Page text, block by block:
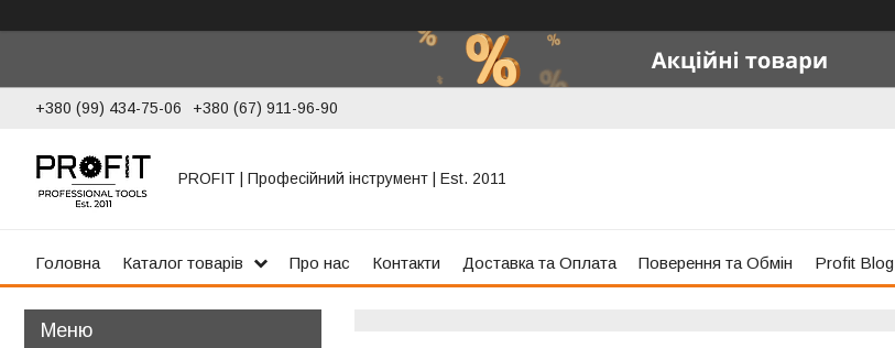
+380 (99) 434-75-06 +380 (67) 911-96-90
PROFIT | Професійний інструмент | Est. 2011
Головна Каталог товарів Про нас Контакти Доставка та Оплата Поверення та Обмін Profit Blog